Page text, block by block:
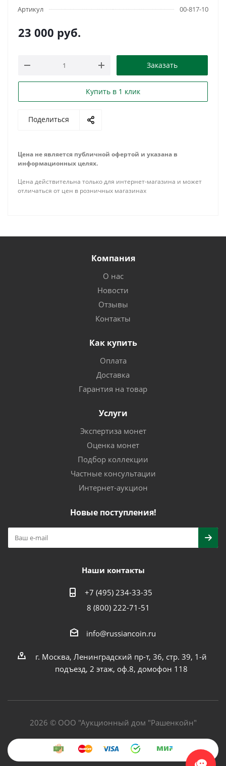
Артикул
00-817-10
23 000 руб.
Заказать
Купить в 1 клик
Поделиться
Цена не является публичной офертой и указана в
информационных целях.
Цена действительна только для интернет-магазина и может
отличаться от цен в розничных магазинах
Компания
О нас
Новости
Отзывы
Контакты
Как купить
Оплата
Доставка
Гарантия на товар
Услуги
Экспертиза монет
Оценка монет
Подбор коллекции
Частные консультации
Интернет-аукцион
Новые поступления!
Наши контакты
+7 (495) 234-33-35
8 (800) 222-71-51
info@russiancoin.ru
г. Москва, Ленинградский пр-т, 36, стр. 39, 1-й
подъезд, 2 этаж, оф.8, домофон 118
2026 © ООО "Аукционный дом "Рашенкойн"